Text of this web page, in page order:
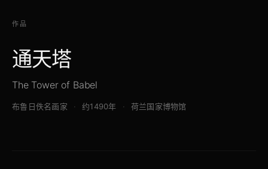
作品
通天塔
The Tower of Babel
布鲁日佚名画家 约1490年 荷兰国家博物馆